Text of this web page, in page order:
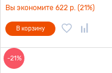
Вы экономите 622 р. (21%)
В корзину
-21%